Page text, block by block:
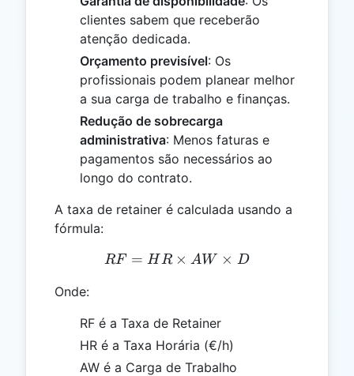
clientes sabem que receberão
atenção dedicada.
Orçamento previsível: Os
profissionais podem planear melhor
a sua carga de trabalho e finanças.
Redução de sobrecarga
administrativa: Menos faturas e
pagamentos são necessários ao
longo do contrato.
A taxa de retainer é calculada usando a
fórmula:
RF = HR \times AW
RF = HR × AW × D
Onde:
RF é a Taxa de Retainer
HR é a Taxa Horária (€/h)
AW é a Carga de Trabalho